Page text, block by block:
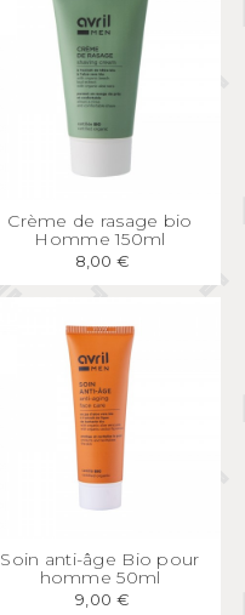
APERÇU RAPIDE
Crème de rasage bio
Homme 150ml
8,00 €
APERÇU
Soin anti-âge Bio pour
homme 50ml
9,00 €